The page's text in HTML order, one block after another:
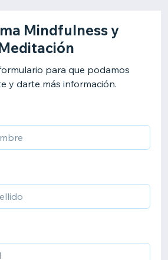
Mindfulness y
para que podamos
y darte más información.